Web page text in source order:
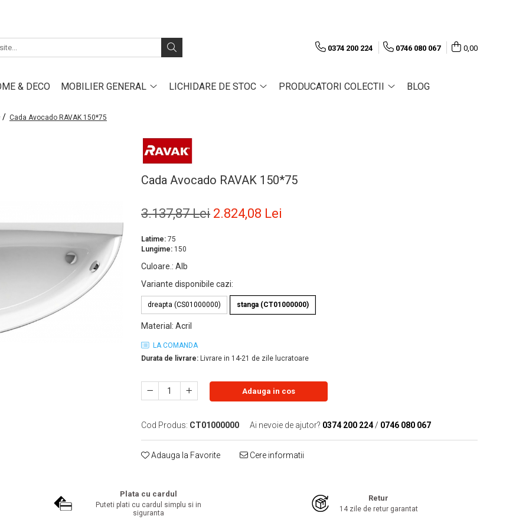
0374 200 224 0746 080 067 0,00
& DECO MOBILIER GENERAL LICHIDARE DE STOC PRODUCATORI COLECTII BLOG
/ Cada Avocado RAVAK 150*75
Cada Avocado RAVAK 150*75
3.137,87 Lei 2.824,08 Lei
Latime: 75
Lungime: 150
Culoare. : Alb
Variante disponibile cazi:
dreapta (CS01000000) stanga (CT01000000)
Material: Acril
LA COMANDA
Durata de livrare: Livrare in 14-21 de zile lucratoare
Adauga in cos
Cod Produs: CT01000000 Ai nevoie de ajutor? 0374 200 224 / 0746 080 067
Adauga la Favorite Cere informatii
Plata cu cardul
Puteti plati cu cardul simplu si in
siguranta
Retur
14 zile de retur garantat